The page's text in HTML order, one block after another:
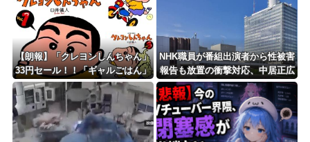
8/4のニュース
日本旅行キャンセルすべきか…1万年ぶり史上最大級の火山の兆し＝韓国の反応
更新中止のお知らせ
海外「おめでとうタキ！」リヴァプール南野がバースデーゴール！！
【朗報】「クレヨンしんちゃん」
33円セール！！「ギャルごはん」
全10巻 各227円！！
NHK職員が番組出演者から性被害
報告も放置の衝撃対応、中居正広
と国分太一の事例もNHKは「加害
者を守る」のか、指摘される“隠
蔽体質”